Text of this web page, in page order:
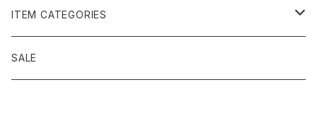
黄金の草 ビオジュエリー
ピアス＆イヤリング
ボルジェス木版画
ITEM CATEGORIES
アクセサリー
SALE